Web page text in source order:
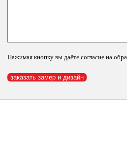
Нажимая кнопку вы даёте согласие на
винтовое, 3-061 (KY-